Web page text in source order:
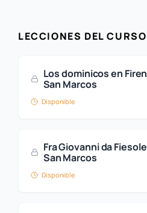
LECCIONES DEL CURSO
Los dominicos en
San Marcos
Disponible
Fra Giovanni da
San Marcos
Disponible